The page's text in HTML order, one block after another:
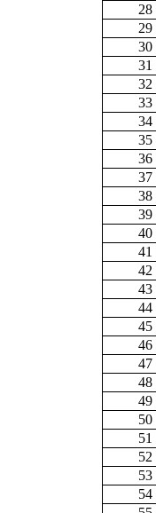
28
29
30
31
32
33
34
35
36
37
38
39
40
41
42
43
44
45
46
47
48
49
50
51
52
53
54